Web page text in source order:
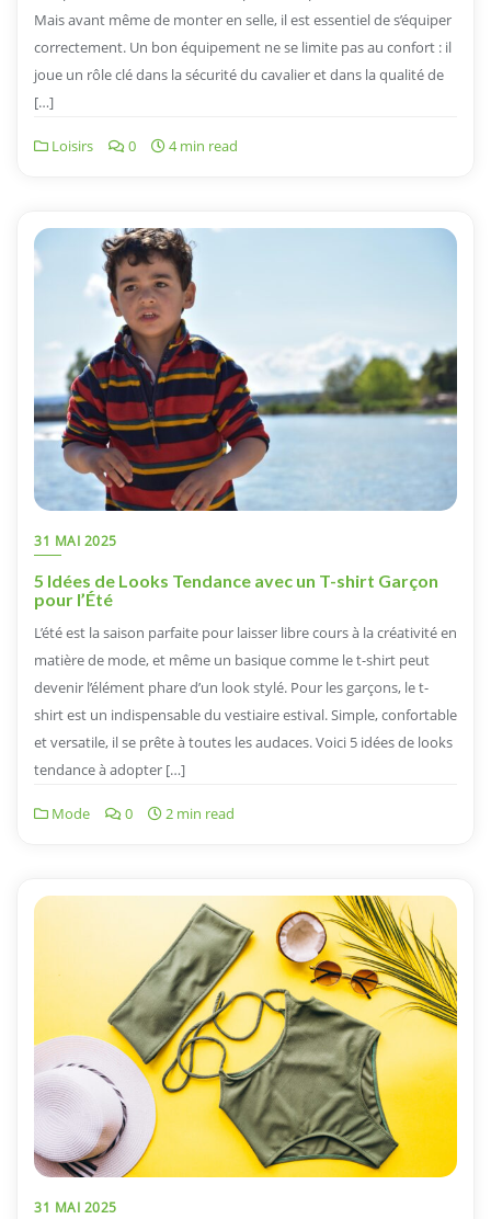
Mais avant même de monter en selle, il est essentiel de s’équiper
correctement. Un bon équipement ne se limite pas au confort : il
joue un rôle clé dans la sécurité du cavalier et dans la qualité de
[…]
Loisirs 0 4 min read
31 MAI 2025
5 Idées de Looks Tendance avec un T-shirt Garçon
pour l’Été
L’été est la saison parfaite pour laisser libre cours à la créativité en
matière de mode, et même un basique comme le t-shirt peut
devenir l’élément phare d’un look stylé. Pour les garçons, le t-
shirt est un indispensable du vestiaire estival. Simple, confortable
et versatile, il se prête à toutes les audaces. Voici 5 idées de looks
tendance à adopter […]
Mode 0 2 min read
31 MAI 2025